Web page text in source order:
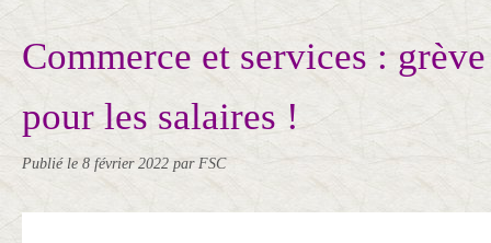
Commerce et services :
pour les salaires !
Publié le 8 février 2022 par FSC